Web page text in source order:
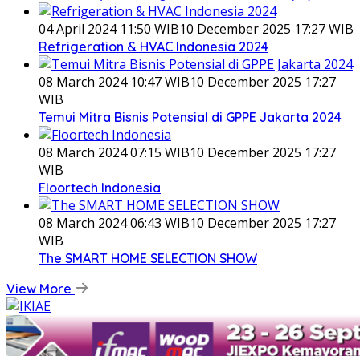
04 April 2024 11:50 WIB10 December 2025 17:27 WIB
Refrigeration & HVAC Indonesia 2024
08 March 2024 10:47 WIB10 December 2025 17:27
WIB
Temui Mitra Bisnis Potensial di GPPE Jakarta 2024
08 March 2024 07:15 WIB10 December 2025 17:27
WIB
Floortech Indonesia
08 March 2024 06:43 WIB10 December 2025 17:27
WIB
The SMART HOME SELECTION SHOW
View More